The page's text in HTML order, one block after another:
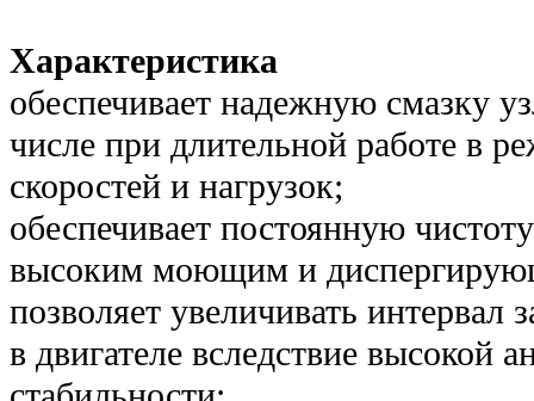
Характеристика
обеспечивает надежную смазку
числе при длительной работе в
скоростей и нагрузок;
обеспечивает постоянную
высоким моющим и
позволяет увеличивать интервал
в двигателе вследствие высокой